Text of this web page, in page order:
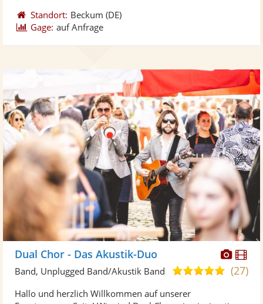
Standort: Beckum (DE)
Gage: auf Anfrage
Dual Chor - Das Akustik-Duo
5,0(27)
Band, Unplugged Band/Akustik Band
Hallo und herzlich Willkommen auf unserer